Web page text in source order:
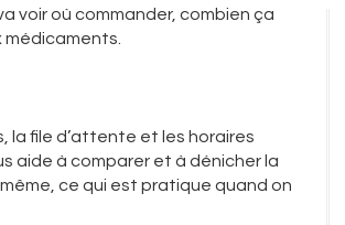
voir où commander, combien ça
la file d’attente et les horaires
aide à comparer et à dénicher la
ce qui est pratique quand on